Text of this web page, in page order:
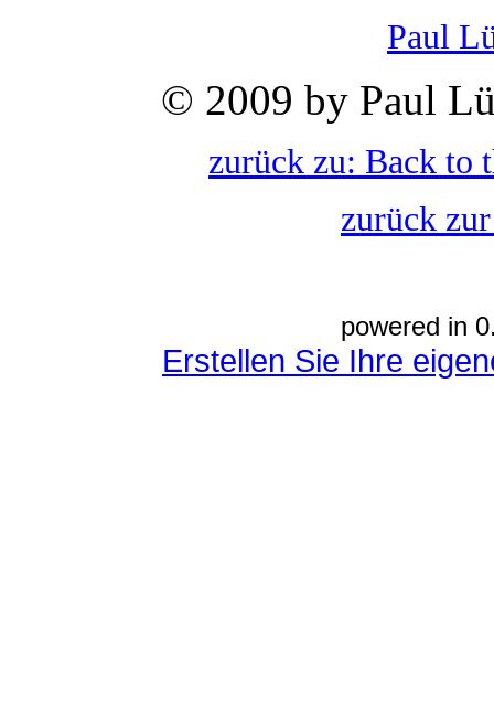
Paul
© 2009 by Paul
zurück zu: Back to
zurück
powered in
Erstellen Sie Ihre